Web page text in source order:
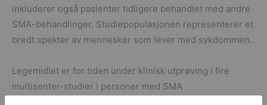
inkluderer også pasienter tidligere behandlet med andre
SMA-behandlinger. Studiepopulasjonen representerer et
bredt spekter av mennesker som lever med sykdommen.
Legemidlet er for tiden under klinisk utprøving i fire
multisenter-studier i personer med SMA